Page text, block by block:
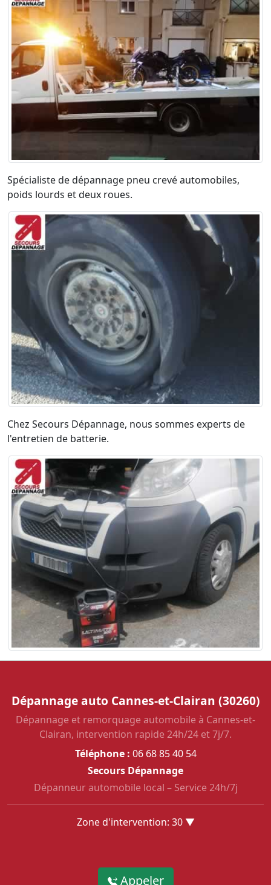
Spécialiste de dépannage pneu crevé automobiles,
poids lourds et deux roues.
Chez Secours Dépannage, nous sommes experts de
l'entretien de batterie.
Dépannage auto Cannes-et-Clairan (30260)
Dépannage et remorquage automobile à Cannes-et-
Clairan, intervention rapide 24h/24 et 7j/7.
Téléphone : 06 68 85 40 54
Secours Dépannage
Dépanneur automobile local – Service 24h/7j
Zone d'intervention: 30 ▼
Appeler